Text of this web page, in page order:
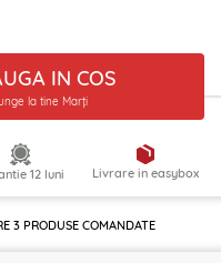
IN COS
la tine Marți
12 luni Livrare in easybox
3 PRODUSECOMANDATE